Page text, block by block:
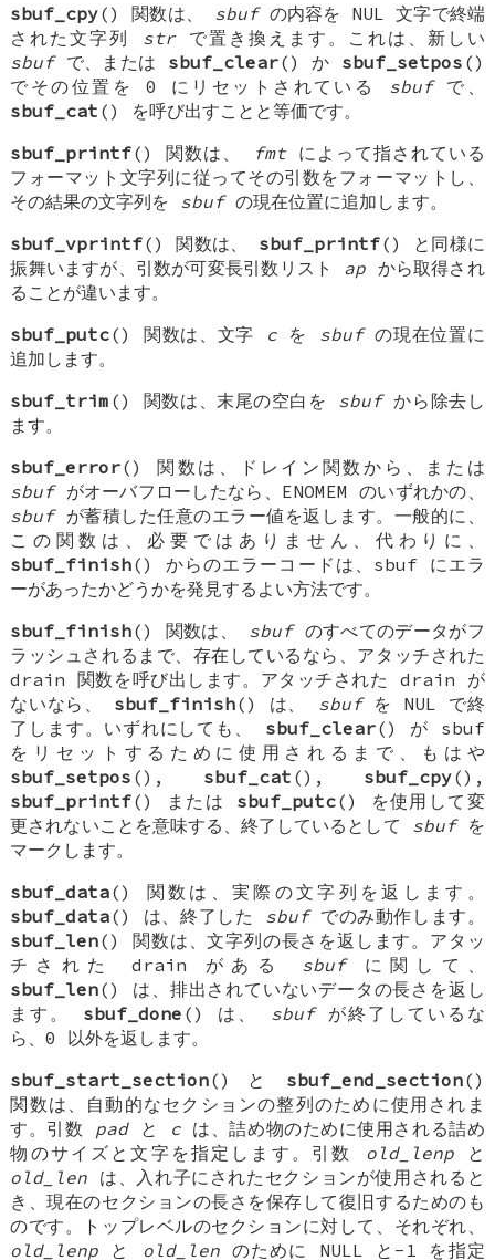
sbuf_cpy() 関数は、 sbufの内容を NUL 文字で終端
された文字列 strで置き換えます。これは、新しい
sbufで、または sbuf_clear() か sbuf_setpos ()
でその位置を 0 にリセットされている sbufで、
sbuf_cat () を呼び出すことと等価です。
sbuf_printf() 関数は、 fmtによって指されている
フォーマット文字列に従ってその引数をフォーマットし、
その結果の文字列を sbufの現在位置に追加します。
sbuf_vprintf() 関数は、 sbuf_printf() と同様に
振舞いますが、引数が可変長引数リスト ap から取得され
ることが違います。
sbuf_putc() 関数は、文字 cを sbufの現在位置に
追加します。
sbuf_trim () 関数は、末尾の空白を sbufから除去し
ます。
sbuf_error() 関数は、ドレイン関数から、または
sbufがオーバフローしたなら、ENOMEM のいずれかの、
sbufが蓄積した任意のエラー値を返します。一般的に、
この関数は、必要ではありません、代わりに、
sbuf_finish() からのエラーコードは、sbuf にエラ
ーがあったかどうかを発見するよい方法です。
sbuf_finish() 関数は、 sbufのすべてのデータがフ
ラッシュされるまで、存在しているなら、アタッチされた
drain 関数を呼び出します。アタッチされた drain が
ないなら、 sbuf_finish() は、 sbufを NUL で終
了します。いずれにしても、 sbuf_clear() が sbuf
をリセットするために使用されるまで、もはや
sbuf_setpos (), sbuf_cat (), sbuf_cpy(),
sbuf_printf() または sbuf_putc() を使用して変
更されないことを意味する、終了しているとして sbufを
マークします。
sbuf_data() 関数は、実際の文字列を返します。
sbuf_data() は、終了した sbufでのみ動作します。
sbuf_len() 関数は、文字列の長さを返します。アタッ
チされた drain がある sbufに関して、
sbuf_len() は、排出されていないデータの長さを返し
ます。 sbuf_done () は、 sbufが終了しているな
ら、0 以外を返します。
sbuf_start_section() と sbuf_end_section()
関数は、自動的なセクションの整列のために使用されま
す。引数 padと cは、詰め物のために使用される詰め
物のサイズと文字を指定します。引数 old_lenpと
old_len は、入れ子にされたセクションが使用されると
き、現在のセクションの長さを保存して復旧するためのも
のです。トップレベルのセクションに対して、それぞれ、
old_lenp と old_lenのために NULL と-1 を指定